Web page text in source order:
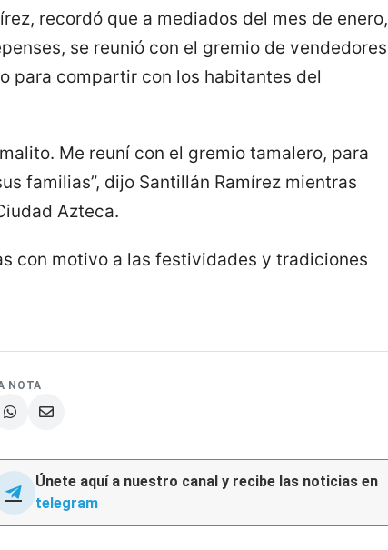
recordó que a mediados del mes de enero,
se reunió con el gremio de vendedores
para compartir con los habitantes del
Me reuní con el gremio tamalero, para
familias”, dijo Santillán Ramírez mientras
Azteca.
con motivo a las festividades y tradiciones
NOTA
Únete aquí a nuestro canal y recibe las noticias en
telegram